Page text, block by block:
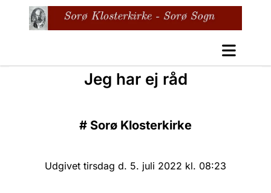
Jeg har ej råd
# Sorø Klosterkirke
Udgivet tirsdag d. 5. juli 2022 kl. 08:23